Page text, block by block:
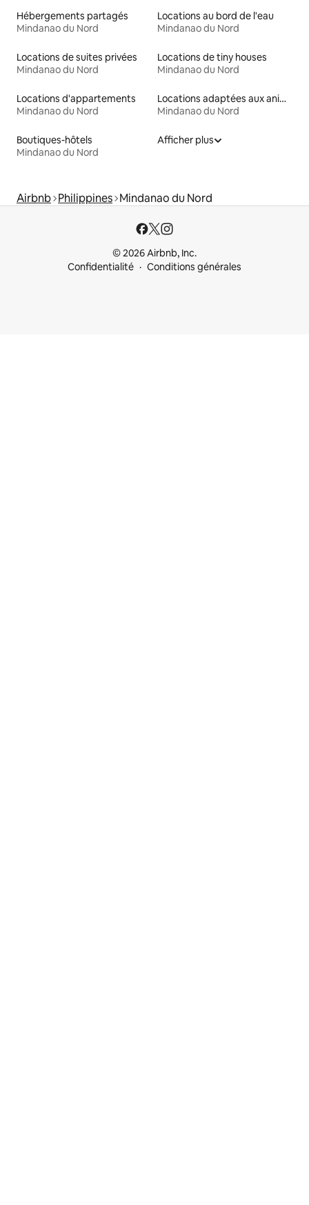
Hébergements partagés
Mindanao du Nord
Locations au bord de l'eau
Mindanao du Nord
Locations de suites privées
Mindanao du Nord
Locations de tiny houses
Mindanao du Nord
Locations d'appartements
Mindanao du Nord
Locations adaptées aux animaux
Mindanao du Nord
Boutiques-hôtels
Mindanao du Nord
Afficher plus
Airbnb Philippines Mindanao du Nord
© 2026 Airbnb, Inc.
Confidentialité
Conditions générales